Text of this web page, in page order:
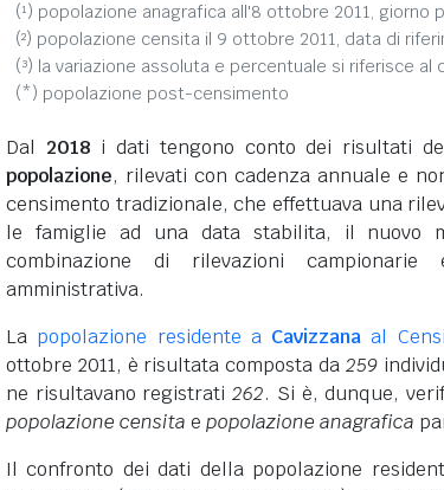
(¹) popolazione anagrafica all'8 ottobre 2011, giorno
(²) popolazione censita il 9 ottobre 2011, data di
(³) la variazione assoluta e percentuale si riferisce
(*) popolazione post-censimento
Dal 2018 i dati tengono conto dei risultati
popolazione, rilevati con cadenza annuale e
censimento tradizionale, che effettuava una
le famiglie ad una data stabilita, il nuovo
combinazione di rilevazioni
amministrativa.
La popolazione residente a Cavizzana al
ottobre 2011, è risultata composta da 259
ne risultavano registrati262. Si è, dunque,
popolazione censita e popolazione anagrafica
Il confronto dei dati della popolazione